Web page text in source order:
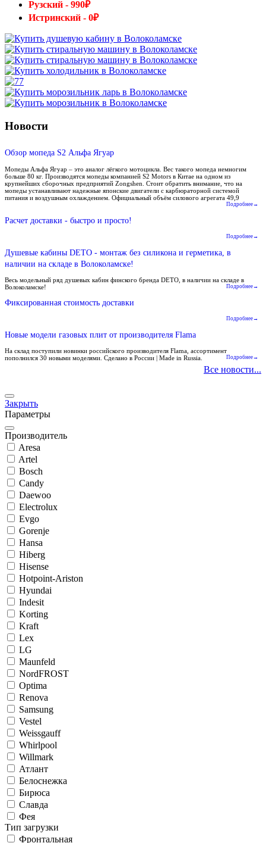
Рузский - 990₽
Истринский - 0₽
Новости
Обзор мопеда S2 Альфа Ягуар
Мопеды Альфа Ягуар – это аналог лёгкого мотоцикла. Вес такого мопеда немногим
больше 80 кг. Производятся мопеды компанией S2 Motors в Китае на одном из
крупнейших сборочных предприятий Zongshen. Стоит обратить внимание, что на
мопеды устанавливают надежные японские двигатели с карбюраторной системой
питания и воздушным охлаждением. Официальный объём силового агрегата 49,9
Подробнее→
Расчет доставки - быстро и просто!
Подробнее→
Душевые кабины DETO - монтаж без силикона и герметика, в
наличии на складе в Волоколамске!
Весь модельный ряд душевых кабин финского бренда DETO, в наличии на складе в
Волоколамске!
Подробнее→
Фиксированная стоимость доставки
Подробнее→
Новые модели газовых плит от производителя Flama
На склад поступили новинки российского производителя Flama, ассортимент
пополнился 30 новыми моделями. Сделано в России | Made in Russia.
Подробнее→
Все новости...
Закрыть
Параметры
Производитель
Aresa
Artel
Bosch
Candy
Daewoo
Electrolux
Evgo
Gorenje
Hansa
Hiberg
Hisense
Hotpoint-Ariston
Hyundai
Indesit
Korting
Kraft
Lex
LG
Maunfeld
NordFROST
Optima
Renova
Samsung
Vestel
Weissgauff
Whirlpool
Willmark
Атлант
Белоснежка
Бирюса
Славда
Фея
Тип загрузки
Фронтальная